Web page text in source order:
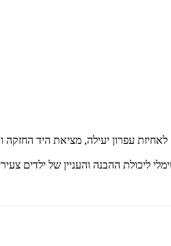
עפרון יעילה, מציאת היד
באופן אופטימלי ליכולת ההבנה והעניין